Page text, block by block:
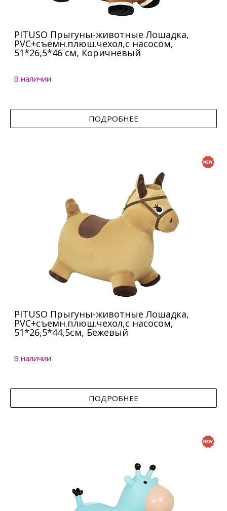
PITUSO Прыгуны-животные Лошадка,
PVC+съемн.плюш.чехол,с насосом,
51*26,5*46 см, Коричневый
В наличии
ПОДРОБНЕЕ
PITUSO Прыгуны-животные Лошадка,
PVC+съемн.плюш.чехол,с насосом,
51*26,5*44,5см, Бежевый
В наличии
ПОДРОБНЕЕ